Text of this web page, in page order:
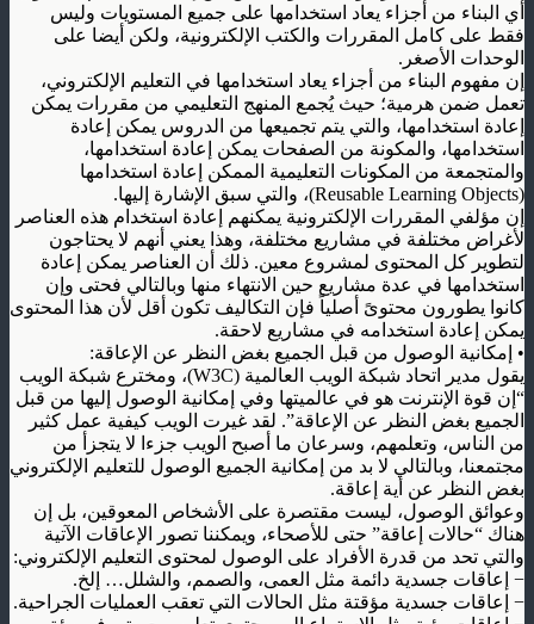
أي البناء من أجزاء يعاد استخدامها على جميع المستويات وليس
فقط على كامل المقررات والكتب الإلكترونية، ولكن أيضا على
الوحدات الأصغر .
إن مفهوم البناء من أجزاء يعاد استخدامها في التعليم الإلكتروني،
تعمل ضمن هرمية؛ حيث يُجمع المنهج التعليمي من مقررات يمكن
إعادة استخدامها، والتي يتم تجميعها من الدروس يمكن إعادة
استخدامها، والمكونة من الصفحات يمكن إعادة استخدامها،
والمتجمعة من المكونات التعليمية الممكن إعادة استخدامها
(Reusable Learning Objects)
، والتي سبق الإشارة إليها.
إن مؤلفي المقررات الإلكترونية يمكنهم إعادة استخدام هذه العناصر
لأغراض مختلفة في مشاريع مختلفة، وهذا يعني أنهم لا يحتاجون
لتطوير كل المحتوى لمشروع معين. ذلك أن العناصر يمكن إعادة
استخدامها في عدة مشاريع حين الانتهاء منها وبالتالي فحتى وإن
كانوا يطورون محتوىً أصلياً فإن التكاليف تكون أقل لأن هذا المحتوى
يمكن إعادة استخدامه في مشاريع لاحقة.
• إمكانية الوصول من قبل الجميع بغض النظر عن الإعاقة:
يقول مدير اتحاد شبكة الويب العالمية (W3C)
، ومخترع شبكة الويب
“إن قوة الإنترنت هو في عالميتها وفي إمكانية الوصول إليها من قبل
الجميع بغض النظر عن الإعاقة”. لقد غيرت الويب كيفية عمل كثير
من الناس، وتعلمهم، وسرعان ما أصبح الويب جزءا لا يتجزأ من
مجتمعنا، وبالتالي لا بد من إمكانية الجميع الوصول للتعليم الإلكتروني
بغض النظر عن أية إعاقة.
وعوائق الوصول، ليست مقتصرة على الأشخاص المعوقين، بل إن
هناك “حالات إعاقة” حتى للأصحاء، ويمكننا تصور الإعاقات الآتية
والتي تحد من قدرة الأفراد على الوصول لمحتوى التعليم الإلكتروني:
− إعاقات جسدية دائمة مثل العمى، والصمم، والشلل… إلخ.
− إعاقات جسدية مؤقتة مثل الحالات التي تعقب العمليات الجراحية.